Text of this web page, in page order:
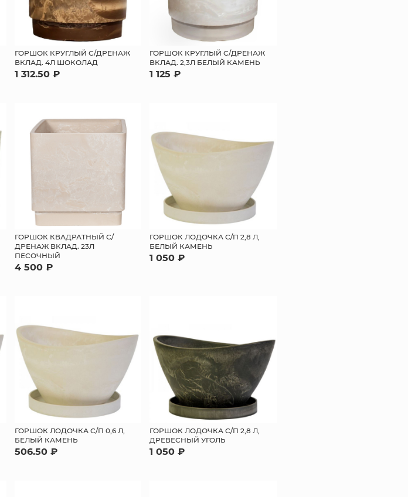
ГОРШОК КРУГЛЫЙ С/ДРЕНАЖ
ВКЛАД. 4Л ШОКОЛАД
1 312.50 ₽
ГОРШОК КРУГЛЫЙ С/ДРЕНАЖ
ВКЛАД. 2,3Л БЕЛЫЙ КАМЕНЬ
1 125 ₽
ГОРШОК КВАДРАТНЫЙ С/
ДРЕНАЖ ВКЛАД. 23Л
ПЕСОЧНЫЙ
4 500 ₽
ГОРШОК ЛОДОЧКА С/П 2,8 Л,
БЕЛЫЙ КАМЕНЬ
1 050 ₽
ГОРШОК ЛОДОЧКА С/П 0,6 Л,
БЕЛЫЙ КАМЕНЬ
506.50 ₽
ГОРШОК ЛОДОЧКА С/П 2,8 Л,
ДРЕВЕСНЫЙ УГОЛЬ
1 050 ₽